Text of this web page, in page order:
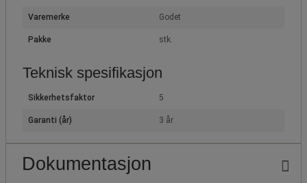
Varemerke Godet
Pakke stk.
Teknisk spesifikasjon
Sikkerhetsfaktor 5
Garanti (år) 3 år
Dokumentasjon